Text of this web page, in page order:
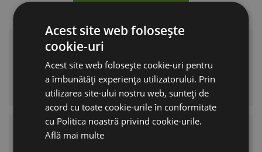
Tub pentru adresă
Medalionul este realizat ca un tub pentru
adresă, în care se pot păstra datele de contact.
Pentru cine este potrivit
Acest site web folosește
cookie-uri
Acest site web folosește cookie-uri pentru
a îmbunătăți experiența utilizatorului. Prin
utilizarea site-ului nostru web, sunteți de
acord cu toate cookie-urile în conformitate
cu Politica noastră privind cookie-urile.
Află mai multe